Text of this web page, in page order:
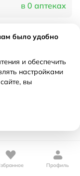
в 0 аптеках
онлайн
Профиль
было удобно
и обеспечить
настройками
вы